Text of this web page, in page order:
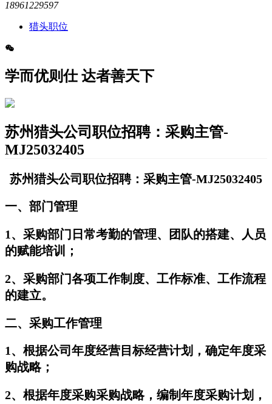
18961229597
猎头职位
学而优则仕 达者善天下
苏州猎头公司职位招聘：采购主管-
MJ25032405
苏州猎头公司职位招聘：采购主管-MJ25032405
一、部门管理
1、采购部门日常考勤的管理、团队的搭建、人员
的赋能培训；
2、采购部门各项工作制度、工作标准、工作流程
的建立。
二、采购工作管理
1、根据公司年度经营目标经营计划，确定年度采
购战略；
2、根据年度采购采购战略，编制年度采购计划，